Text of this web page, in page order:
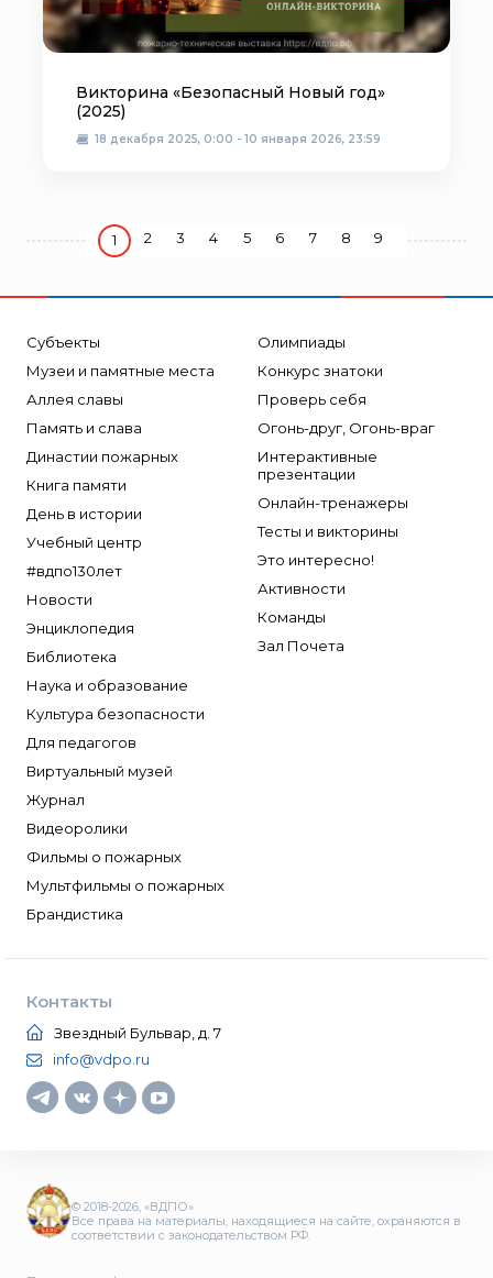
Викторина «Безопасный Новый год»
(2025)
18 декабря 2025, 0:00 - 10 января 2026, 23:59
1 2 3 4 5 6 7 8 9
Субъекты
Музеи и памятные места
Аллея славы
Память и слава
Династии пожарных
Книга памяти
День в истории
Учебный центр
#вдпо130лет
Новости
Энциклопедия
Библиотека
Наука и образование
Культура безопасности
Для педагогов
Виртуальный музей
Журнал
Видеоролики
Фильмы о пожарных
Мультфильмы о пожарных
Брандистика
Олимпиады
Конкурс знатоки
Проверь себя
Огонь-друг, Огонь-враг
Интерактивные
презентации
Онлайн-тренажеры
Тесты и викторины
Это интересно!
Активности
Команды
Зал Почета
Контакты
Звездный Бульвар, д. 7
info@vdpo.ru
© 2018-2026, «ВДПО»
Все права на материалы, находящиеся на сайте, охраняются в
соответствии с законодательством РФ.